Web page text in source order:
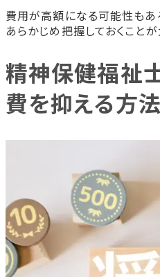
費用が高額になる可能性もあ
あらかじめ把握しておくことが
精神保健福祉
費を抑える方法